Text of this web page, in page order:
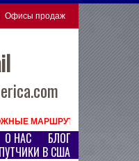
Офисы продаж
МАРШРУТЫ ПО США
БЛОГ
О НАС
В США